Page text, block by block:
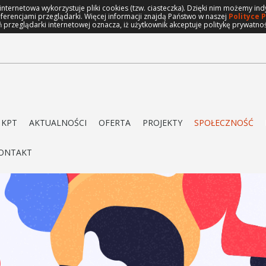
wykorzystuje pliki cookies (tzw. ciasteczka). Dzięki nim możemy
przeglądarki. Więcej informacji znajdą Państwo w naszej Polityce
internetowej oznacza, iż użytkownik akceptuje politykę
AKTUALNOŚCI OFERTA PROJEKTY SPOŁECZNOŚĆ